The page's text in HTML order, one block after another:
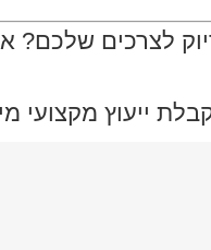
לצרכים שלכם?
ייעוץ מקצועי